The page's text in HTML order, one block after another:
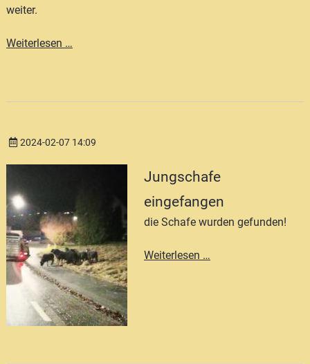
weiter.
Weiterlesen …Pommernschafkalender
2024-02-07 14:09
Jungschafe
eingefangen
die Schafe wurden gefunden!
Weiterlesen …Jungschafe